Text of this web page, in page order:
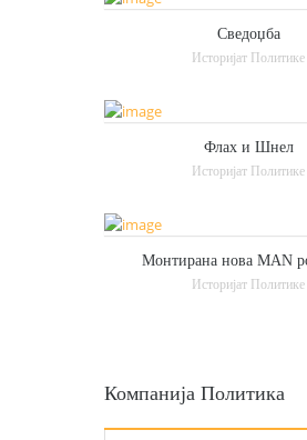
Сведоџба
Историјат Политике
Флах и Шнел
Историјат Политике
Монтирана нова МАN
Историјат Политике
Компанија Политика